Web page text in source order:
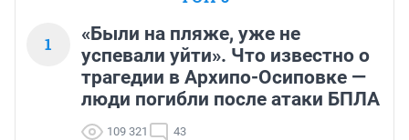
1
«Были на пляже, уже не
успевали уйти». Что известно о
трагедии в Архипо-Осиповке —
люди погибли после атаки БПЛА
109 321 43